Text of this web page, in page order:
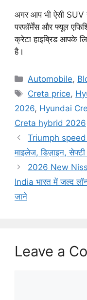
अगर आप भी ऐसी SUV
परफॉर्मेंस और फ्यूल
क्रेटा हाइब्रिड आपके
है।
Categories
Automobile,
Tags
Creta price,
2026, Hyundai
Creta hybrid 2026
Triumph
माइलेज, डिज़ाइन,
2026 New
India भारत में जल्द
जाने
Leave a